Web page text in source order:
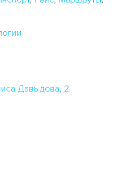
Давыдова, 2